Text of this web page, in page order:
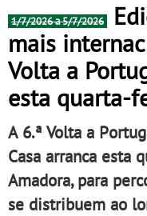
1/7/2026 a 5/7/2026
mais
Volta a
esta quarta-
A 6.ª Volta a
Casa arranca esta
Amadora, para
se distribuem ao